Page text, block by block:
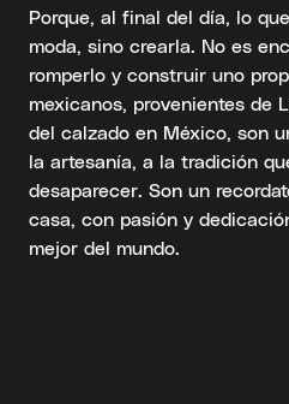
Porque, al final del día, lo
moda, sino crearla. No es
romperlo y construir uno
mexicanos, provenientes de
del calzado en México, son
la artesanía, a la tradición
desaparecer. Son un
casa, con pasión y
mejor del mundo.